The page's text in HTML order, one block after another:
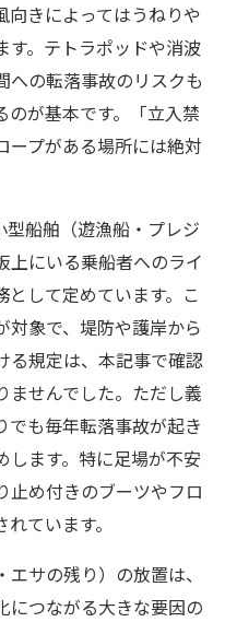
きによってはうねりや
す。テトラポッドや消波
への転落事故のリスクも
のが基本です。「立入禁
ープがある場所には絶対
船舶（遊漁船・プレジ
上にいる乗船者へのライ
して定めています。こ
対象で、堤防や護岸から
る規定は、本記事で確認
ませんでした。ただし義
でも毎年転落事故が起き
します。特に足場が不安
止め付きのブーツやフロ
ています。
サの残り）の放置は、
につながる大きな要因の